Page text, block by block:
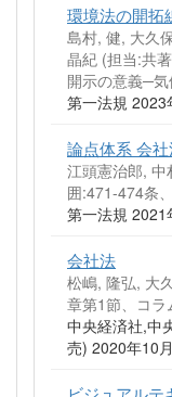
環境法の開拓
島村, 健, 大久
晶紀 (担当:共
開示の意義─
第一法規
論点体系 会
江頭憲治郎,
囲:471-474条
第一法規
会社法
松嶋, 隆弘, 大
章第1節、コラ
中央経済社,中
売) 2020年10